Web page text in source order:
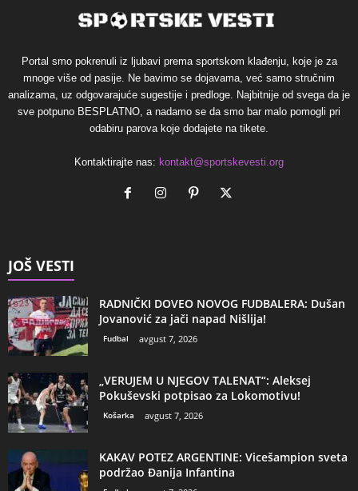
Portal smo pokrenuli iz ljubavi prema sportskom klađenju, koje je za
mnoge više od pasije. Ne bavimo se dojavama, već samo stručnim
analizama, uz odgovarajuće sugestije i predloge. Najbitnije od svega da je
sve potpuno BESPLATNO, a nadamo se da smo bar malo pomogli pri
odabiru parova koje dodajete na tikete.
Kontaktirajte nas: kontakt@sportskevesti.org
JOŠ VESTI
RADNIČKI DOVEO NOVOG FUDBALERA: Dušan
Jovanović za jači napad Nišlija!
Fudbal avgust 7, 2026
„VERUJEM U NJEGOV TALENAT“: Aleksej
Pokuševski potpisao za Lokomotivu!
Košarka avgust 7, 2026
KAKAV POTEZ ARGENTINE: Vicešampion sveta
podržao Đanija Infantina